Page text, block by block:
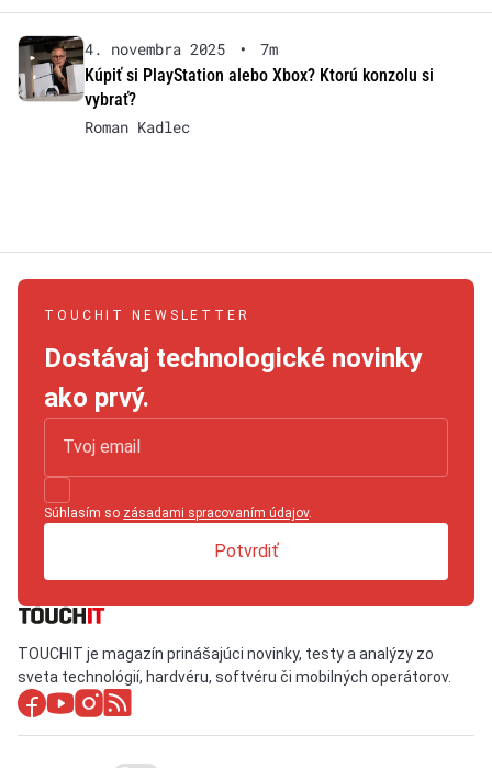
4. novembra 2025 •
7m
Kúpiť si PlayStation alebo Xbox? Ktorú konzolu si
vybrať?
Roman Kadlec
TOUCHIT NEWSLETTER
Dostávaj technologické novinky
ako prvý.
Súhlasím so zásadami spracovaním údajov.
Potvrdiť
TOUCHIT je magazín prinášajúci novinky, testy a analýzy zo
sveta technológií, hardvéru, softvéru či mobilných operátorov.